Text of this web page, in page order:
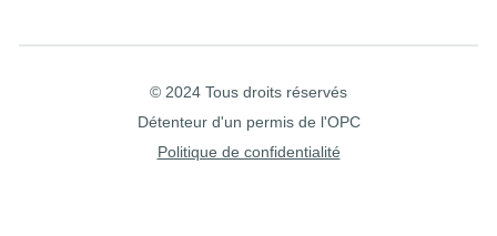
© 2024 Tous droits réservés
Détenteur d'un permis de l'OPC
Politique de confidentialité